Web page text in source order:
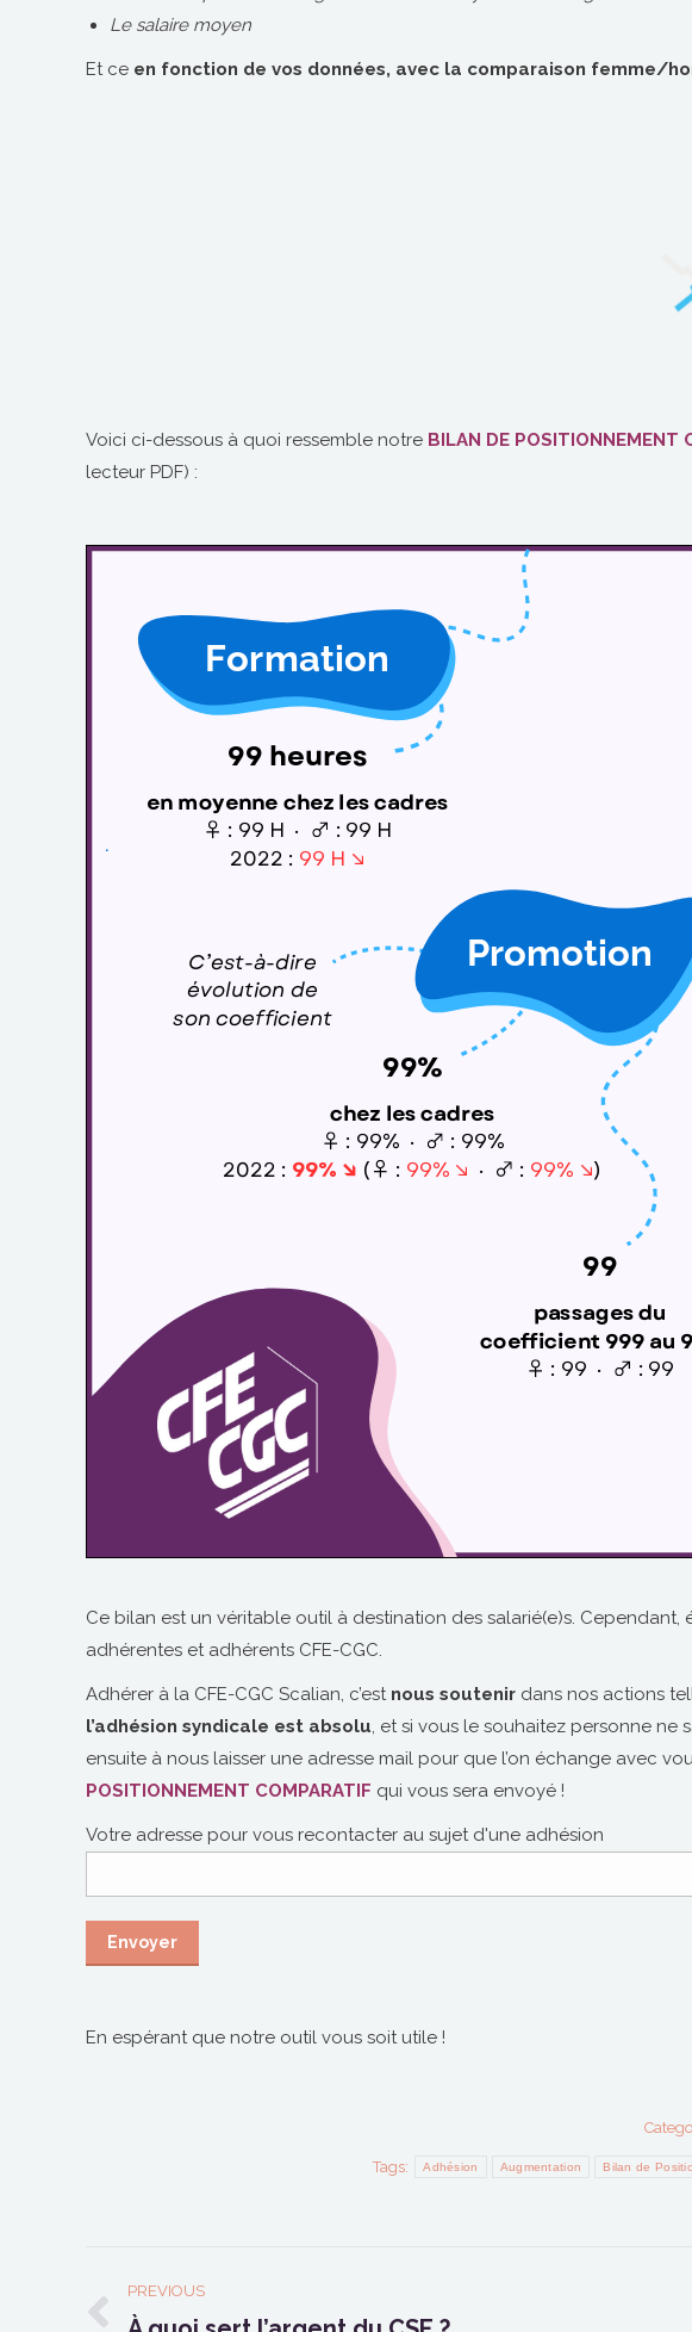
Le salaire moyen
Et ce en fonction de vos données, avec la comparaison femme/
Voici ci-dessous à quoi ressemble notre BILAN DE POSITIONNEMENT
lecteur PDF) :
Ce bilan est un véritable outil à destination des salarié(e)s. Cependant,
adhérentes et adhérents CFE-CGC.
Adhérer à la CFE-CGC Scalian, c’est nous soutenir dans nos actions
l’adhésion syndicale est absolu, et si vous le souhaitez personne ne
ensuite à nous laisser une adresse mail pour que l’on échange avec
POSITIONNEMENT COMPARATIF qui vous sera envoyé !
Votre adresse pour vous recontacter au sujet d'une adhésion
En espérant que notre outil vous soit utile !
Tags: Adhésion Augmentation Bilan de
POST
PREVIOUS
Previous